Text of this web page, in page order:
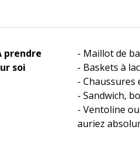
prendre
soi
- Maillot de
- Baskets à
- Chaussures
- Sandwich,
- Ventoline
auriez